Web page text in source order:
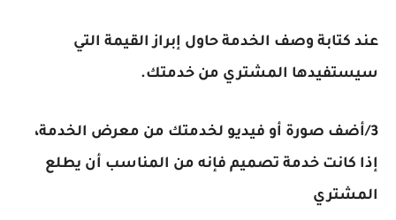
عند كتابة وصف الخدمة حاول إبراز القيمة التي
سيستفيدها المشتري من خدمتك.
3/أضف صورة أو فيديو لخدمتك من معرض الخدمة،
إذا كانت خدمة تصميم فإنه من المناسب أن يطلع
المشتري